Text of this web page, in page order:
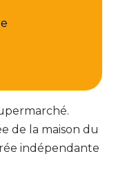
de la maison du
indépendante